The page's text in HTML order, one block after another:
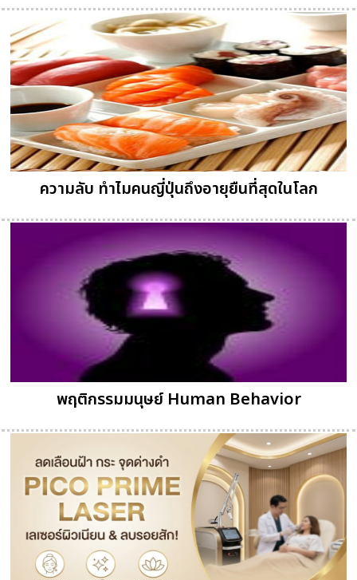
ความลับ ทำไมคนญี่ปุ่นถึงอายุยืนที่สุดในโลก
พฤติกรรมมนุษย์ Human Behavior